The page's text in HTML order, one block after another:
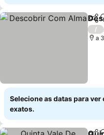
/
a
Selecione as datas para ver
exatos.